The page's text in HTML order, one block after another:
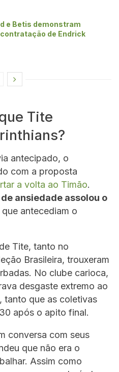
e Betis demonstram
de Endrick
Tite
antecipado, o
com a proposta
a volta ao Timão.
ansiedade assolou o
que antecediam o
Tite, tanto no
Brasileira, trouxeram
No clube carioca,
desgaste extremo ao
tanto que as coletivas
após o apito final.
conversa com seus
que não era o
Assim como